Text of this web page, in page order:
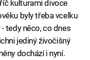
kulturami divoce
byly třeba vcelku
tedy něco, co dnes
jediný živočišný
dochází i nyní.